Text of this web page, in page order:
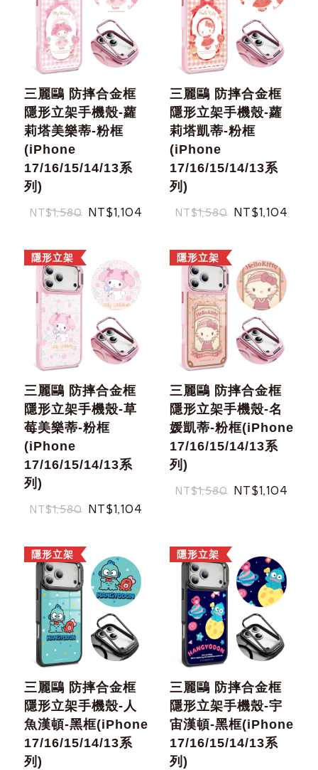
三麗鷗 防摔合金框
隱形立架手機殼-蘿
莉塔美樂蒂-粉框
(iPhone
17/16/15/14/13系
列)
NT$1,580 NT$1,104
三麗鷗 防摔合金框
隱形立架手機殼-蘿
莉塔凱蒂-粉框
(iPhone
17/16/15/14/13系
列)
NT$1,580 NT$1,104
隱形立架
三麗鷗 防摔合金框
隱形立架手機殼-草
莓美樂蒂-粉框
(iPhone
17/16/15/14/13系
列)
NT$1,580 NT$1,104
隱形立架
三麗鷗 防摔合金框
隱形立架手機殼-名
媛凱蒂-粉框(iPhone
17/16/15/14/13系
列)
NT$1,580 NT$1,104
隱形立架
三麗鷗 防摔合金框
隱形立架手機殼-人
魚漢頓-黑框(iPhone
17/16/15/14/13系
列)
隱形立架
三麗鷗 防摔合金框
隱形立架手機殼-宇
宙漢頓-黑框(iPhone
17/16/15/14/13系
列)